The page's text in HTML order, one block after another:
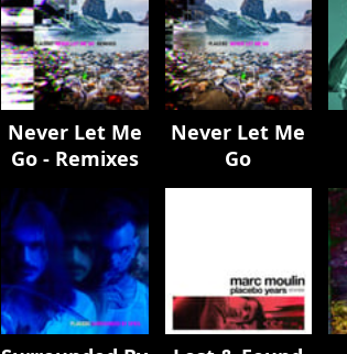
Never Let Me
Go - Remixes
Never Let Me
Go